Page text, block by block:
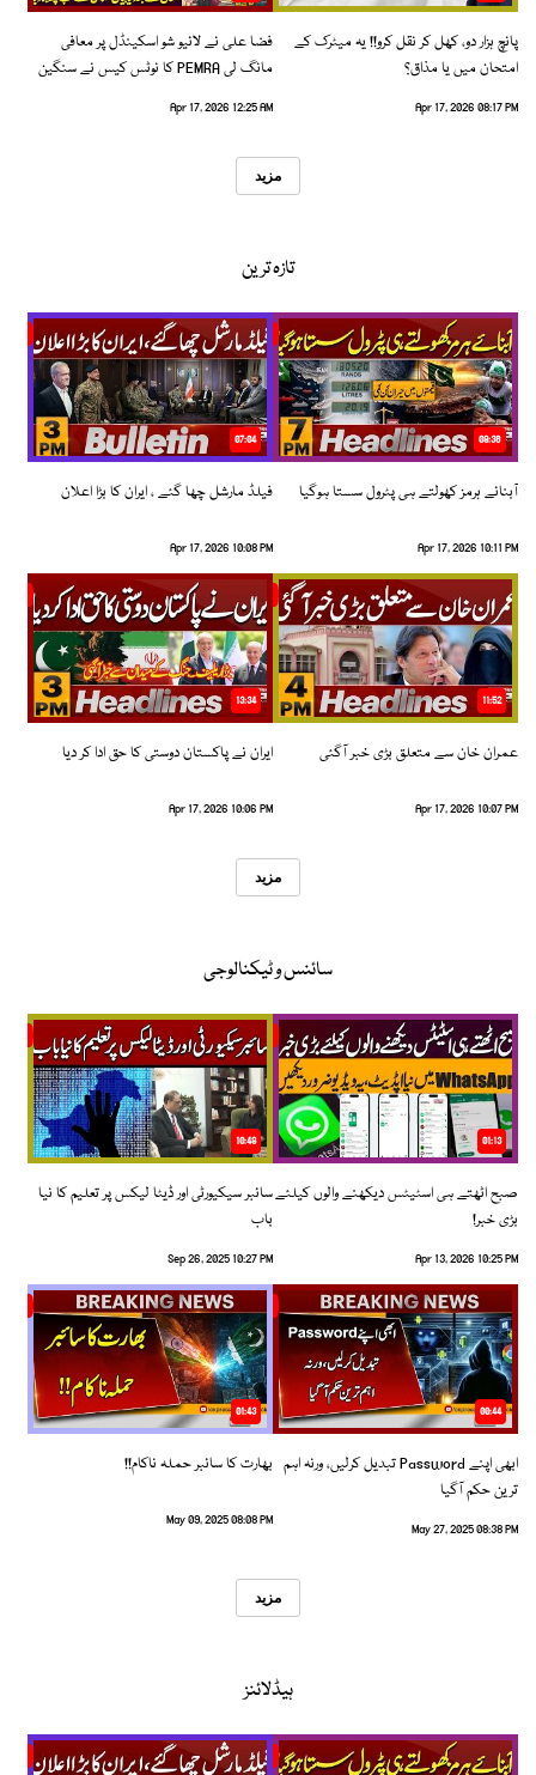
پانچ ہزار دو، کھل کر نقل کرو!! یہ میٹرک کے
امتحان میں یا مذاق؟
Apr 17, 2026 08:17 PM
فضا علی نے لائیو شو اسکینڈل پر معافی
مانگ لی PEMRA کا نوٹس کیس نے سنگین
Apr 17, 2026 12:25 AM
مزید
تازہ ترین
08:36
آبنائے ہرمز کھولتے ہی پٹرول سستا ہوگیا
Apr 17, 2026 10:11 PM
07:04
فیلڈ مارشل چھا گئے ، ایران کا بڑا اعلان
Apr 17, 2026 10:08 PM
11:52
عمران خان سے متعلق بڑی خبر آگئی
Apr 17, 2026 10:07 PM
13:34
ایران نے پاکستان دوستی کا حق ادا کر دیا
Apr 17, 2026 10:06 PM
مزید
سائنس و ٹیکنالوجی
01:13
صبح اٹھتے ہی اسٹیٹس دیکھنے والوں کیلئے
بڑی خبر!
Apr 13, 2026 10:25 PM
10:48
سائبر سیکیورٹی اور ڈیٹا لیکس پر تعلیم کا نیا
باب
Sep 26, 2025 10:27 PM
00:44
ابھی اپنے Password تبدیل کرلیں، ورنہ اہم
ترین حکم آگیا
May 27, 2025 08:38 PM
01:43
بھارت کا سائبر حملہ ناکام!!
May 09, 2025 08:08 PM
مزید
ہیڈلائنز